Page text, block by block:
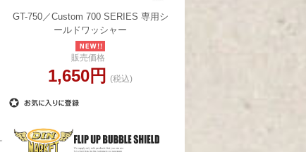
GT-750／Custom 700 SERIES 専用シ
ールドワッシャー
販売価格
1,650円 (税込)